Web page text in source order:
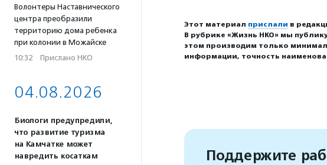
Волонтеры Наставнического
центра преобразили
территорию дома ребенка
при колонии в Можайске
10:32 · Прислано НКО
04.08.2026
Биологи предупредили,
что развитие туризма
на Камчатке может
навредить косаткам
Этот материал прислали в
В рубрике «Жизнь НКО» мы
этом производим только
информации, точность
Поддержите